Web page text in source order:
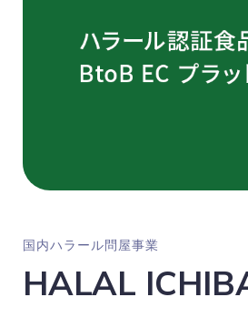
国内ハラール問屋事業
HALAL